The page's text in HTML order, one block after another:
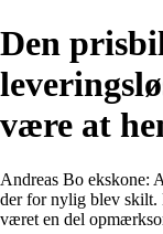
Den
være at
Andreas Bo ekskone:
der for nylig blev skilt.
været en del